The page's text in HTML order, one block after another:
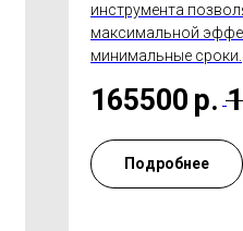
инструмента
максимальной
минимальные сроки.
165500 р.
Подробнее